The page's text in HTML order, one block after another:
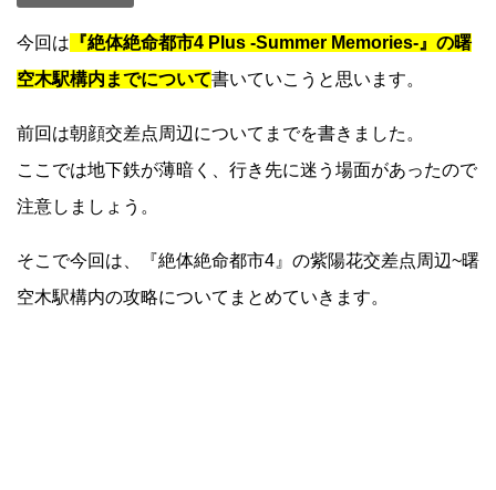
今回は 『絶体絶命都市4 Plus -Summer Memories-』の曙
空木駅構内までについて書いていこうと思います。
前回は朝顔交差点周辺についてまでを書きました。
ここでは地下鉄が薄暗く、行き先に迷う場面があったので
注意しましょう。
そこで今回は、『絶体絶命都市4』の紫陽花交差点周辺~曙
空木駅構内の攻略についてまとめていきます。